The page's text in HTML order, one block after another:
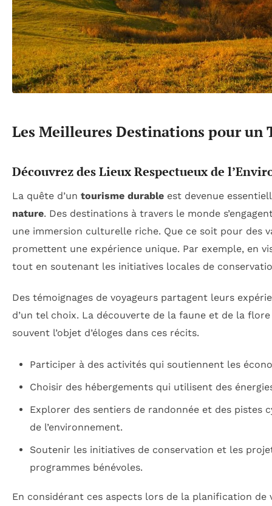
Les Meilleures Destinations pour un
Découvrez des Lieux Respectueux de
La quête d’un tourisme durable est devenue
nature. Des destinations à travers le monde
une immersion culturelle riche. Que ce soit pour des
promettent une expérience unique. Par exemple, en
tout en soutenant les initiatives locales de
Des témoignages de voyageurs partagent leurs
d’un tel choix. La découverte de la faune et de la
souvent l’objet d’éloges dans ces récits.
Participer à des activités qui soutiennent les
Choisir des hébergements qui utilisent des
Explorer des sentiers de randonnée et des
de l’environnement.
Soutenir les initiatives de conservation et les
programmes bénévoles.
En considérant ces aspects lors de la planification